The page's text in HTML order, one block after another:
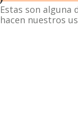
Estas son alguna
hacen nuestros